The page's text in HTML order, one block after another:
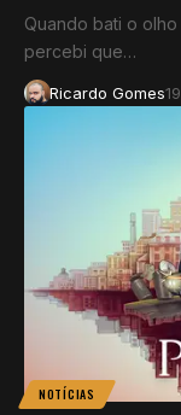
Quando bati o
percebi que…
Ricardo Gomes
NOTÍCIAS